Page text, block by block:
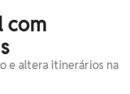
com
e altera itinerários na